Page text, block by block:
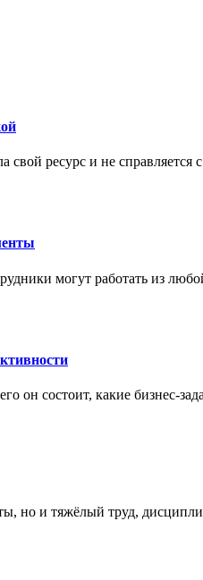
ресурс и не
могут работать из
он состоит, какие бизнес-
но и тяжёлый труд,